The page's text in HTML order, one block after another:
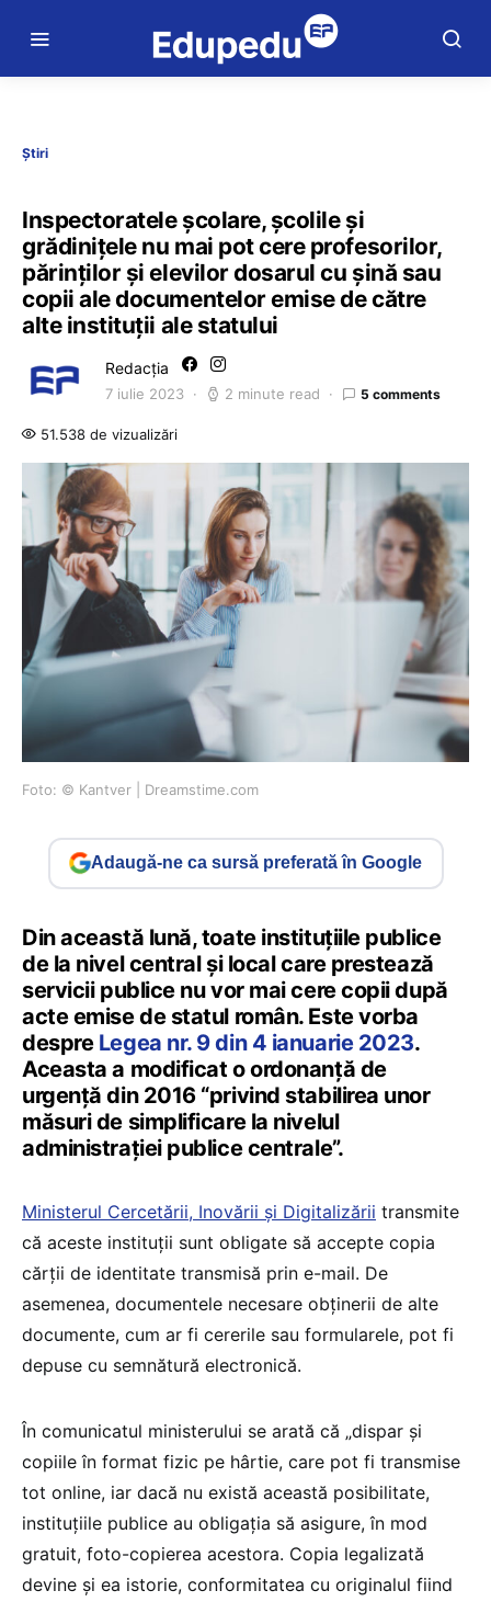
Știri
Inspectoratele școlare, școlile și
grădinițele nu mai pot cere profesorilor,
părinților și elevilor dosarul cu șină sau
copii ale documentelor emise de către
alte instituții ale statului
Redacția
7 iulie 2023 2 minute read 5 comments
51.538 de vizualizări
Foto: © Kantver | Dreamstime.com
Adaugă-ne ca sursă preferată în Google
Din această lună, toate instituțiile publice
de la nivel central și local care prestează
servicii publice nu vor mai cere copii după
acte emise de statul român. Este vorba
despre Legea nr. 9 din 4 ianuarie 2023.
Aceasta a modificat o ordonanță de
urgență din 2016 “privind stabilirea unor
măsuri de simplificare la nivelul
administrației publice centrale”.
Ministerul Cercetării, Inovării și Digitalizării transmite
că aceste instituții sunt obligate să accepte copia
cărții de identitate transmisă prin e-mail. De
asemenea, documentele necesare obținerii de alte
documente, cum ar fi cererile sau formularele, pot fi
depuse cu semnătură electronică.
În comunicatul ministerului se arată că „dispar și
copiile în format fizic pe hârtie, care pot fi transmise
tot online, iar dacă nu există această posibilitate,
instituțiile publice au obligația să asigure, în mod
gratuit, foto-copierea acestora. Copia legalizată
devine și ea istorie, conformitatea cu originalul fiind